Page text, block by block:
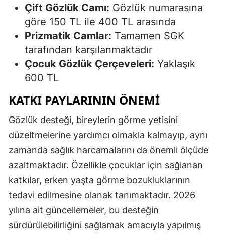
Çift Gözlük Camı: Gözlük numarasına
göre 150 TL ile 400 TL arasında
Prizmatik Camlar: Tamamen SGK
tarafından karşılanmaktadır
Çocuk Gözlük Çerçeveleri: Yaklaşık
600 TL
KATKI PAYLARININ ÖNEMI
Gözlük desteği, bireylerin görme yetisini
düzeltmelerine yardımcı olmakla kalmayıp, aynı
zamanda sağlık harcamalarını da önemli ölçüde
azaltmaktadır. Özellikle çocuklar için sağlanan
katkılar, erken yaşta görme bozukluklarının
tedavi edilmesine olanak tanımaktadır. 2026
yılına ait güncellemeler, bu desteğin
sürdürülebilirliğini sağlamak amacıyla yapılmış